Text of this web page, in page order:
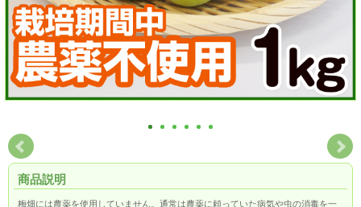
商品説明
梅畑には農薬を使用していません。通常は農薬に頼っていた病気や虫の消毒を一